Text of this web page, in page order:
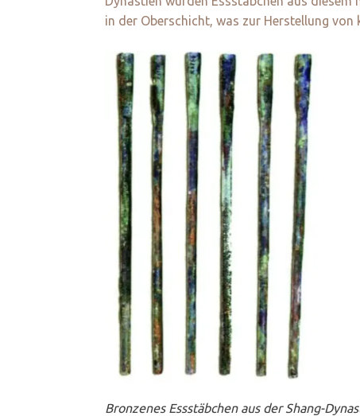
in der Oberschicht, was zur Herstellung
Bronzenes Essstäbchen aus der Shang-